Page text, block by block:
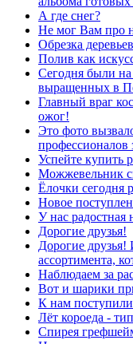
А где снег?
Не мог Вам про
Обрезка
Полив как
Сегодня были на
выращенных в
Главный враг
ожог!
Это фото
профессионалов
Успейте купить
Можжевельник
Ёлочки сегодня
Новое
У нас радостная
Дорогие друзья!
Дорогие
ассортимента,
Наблюдаем за
Вот и шарики
К нам поступили
Лёт короеда -
Спирея